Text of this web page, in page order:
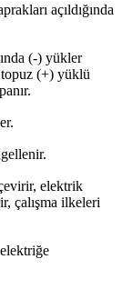
açıldığında
(-) yükler
topuz (+) yüklü
elektrik
çalışma ilkeleri